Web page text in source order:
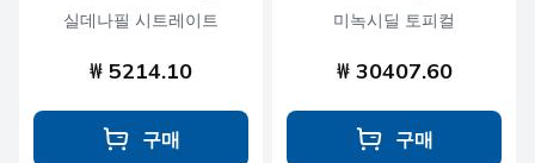
실데나필 시트레이트
₩ 5214.10
구매
미녹시딜 토피컬
₩ 30407.60
구매